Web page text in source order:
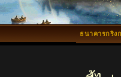
ธนาคารกริง